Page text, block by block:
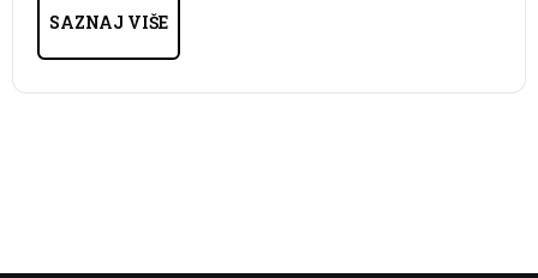
SAZNAJ VIŠE